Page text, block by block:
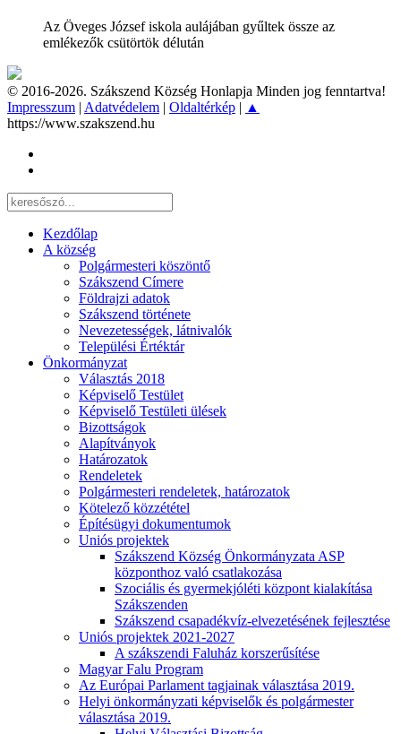
Az Öveges József iskola aulájában gyűltek össze az
emlékezők csütörtök délután
© 2016-2026. Szákszend Község Honlapja Minden jog fenntartva!
Impresszum | Adatvédelem | Oldaltérkép | ▲
https://www.szakszend.hu
Kezdőlap
A község
Polgármesteri köszöntő
Szákszend Címere
Földrajzi adatok
Szákszend története
Nevezetességek, látnivalók
Települési Értéktár
Önkormányzat
Választás 2018
Képviselő Testület
Képviselő Testületi ülések
Bizottságok
Alapítványok
Határozatok
Rendeletek
Polgármesteri rendeletek, határozatok
Kötelező közzététel
Építésügyi dokumentumok
Uniós projektek
Szákszend Község Önkormányzata ASP
központhoz való csatlakozása
Szociális és gyermekjóléti központ kialakítása
Szákszenden
Szákszend csapadékvíz-elvezetésének fejlesztése
Uniós projektek 2021-2027
A szákszendi Faluház korszerűsítése
Magyar Falu Program
Az Európai Parlament tagjainak választása 2019.
Helyi önkormányzati képviselők és polgármester
választása 2019.